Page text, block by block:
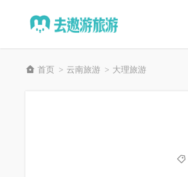
首页 > 云南旅游 > 大理旅游